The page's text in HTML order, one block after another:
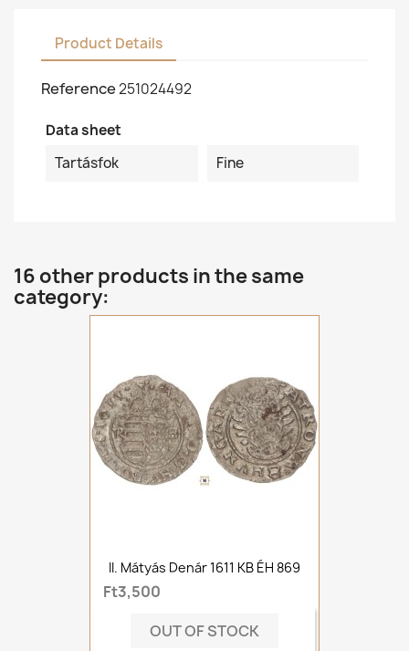
Product Details
Reference251024492
Data sheet
Tartásfok
Fine
16 other products in the same
category:
II. Mátyás Denár 1611 KB ÉH 869
Ft3,500
OUT OF STOCK